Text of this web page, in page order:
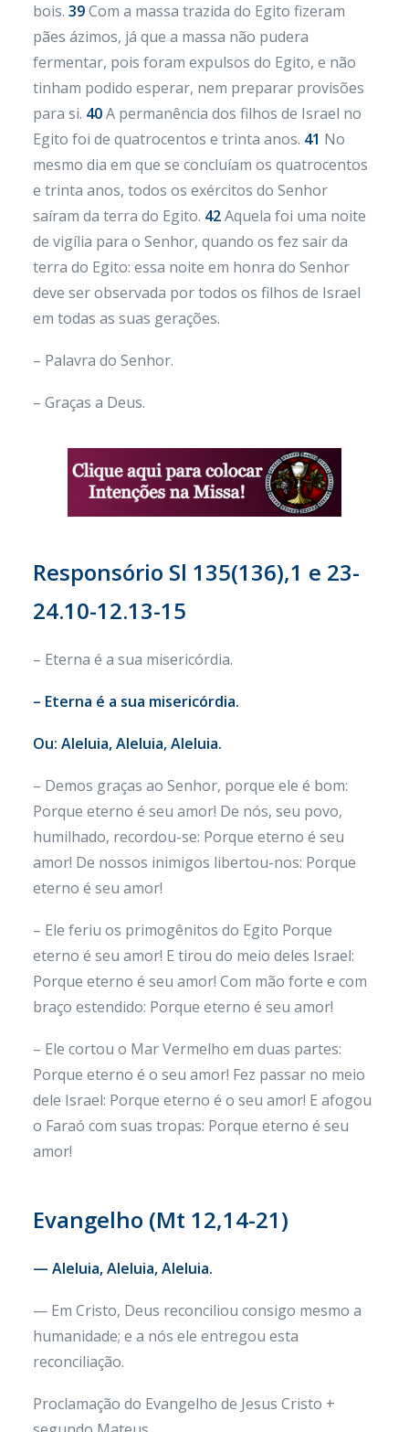
bois. 39Com a massa trazida do Egito fizeram
pães ázimos, já que a massa não pudera
fermentar, pois foram expulsos do Egito, e não
tinham podido esperar, nem preparar provisões
para si. 40A permanência dos filhos de Israel no
Egito foi de quatrocentos e trinta anos. 41 No
mesmo dia em que se concluíam os quatrocentos
e trinta anos, todos os exércitos do Senhor
saíram da terra do Egito. 42Aquela foi uma noite
de vigília para o Senhor, quando os fez sair da
terra do Egito: essa noite em honra do Senhor
deve ser observada por todos os filhos de Israel
em todas as suas gerações.
– Palavra do Senhor.
– Graças a Deus.
Responsório Sl 135(136),1 e 23-
24.10-12.13-15
– Eterna é a sua misericórdia.
– Eterna é a sua misericórdia.
Ou: Aleluia, Aleluia, Aleluia.
– Demos graças ao Senhor, porque ele é bom:
Porque eterno é seu amor! De nós, seu povo,
humilhado, recordou-se: Porque eterno é seu
amor! De nossos inimigos libertou-nos: Porque
eterno é seu amor!
– Ele feriu os primogênitos do Egito Porque
eterno é seu amor! E tirou do meio deles Israel:
Porque eterno é seu amor! Com mão forte e com
braço estendido: Porque eterno é seu amor!
– Ele cortou o Mar Vermelho em duas partes:
Porque eterno é o seu amor! Fez passar no meio
dele Israel: Porque eterno é o seu amor! E afogou
o Faraó com suas tropas: Porque eterno é seu
amor!
Evangelho (Mt 12,14-21)
— Aleluia, Aleluia, Aleluia.
— Em Cristo, Deus reconciliou consigo mesmo a
humanidade; e a nós ele entregou esta
reconciliação.
Proclamação do Evangelho de Jesus Cristo +